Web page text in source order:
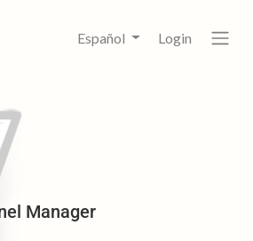
Español Login
Manager